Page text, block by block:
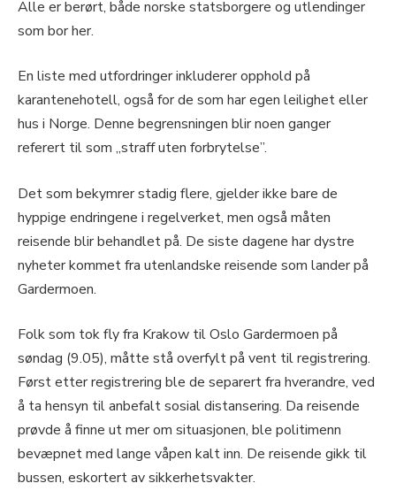
Alle er berørt, både norske statsborgere og utlendinger
som bor her.
En liste med utfordringer inkluderer opphold på
karantenehotell, også for de som har egen leilighet eller
hus i Norge. Denne begrensningen blir noen ganger
referert til som „straff uten forbrytelse”.
Det som bekymrer stadig flere, gjelder ikke bare de
hyppige endringene i regelverket, men også måten
reisende blir behandlet på. De siste dagene har dystre
nyheter kommet fra utenlandske reisende som lander på
Gardermoen.
Folk som tok fly fra Krakow til Oslo Gardermoen på
søndag (9.05), måtte stå overfylt på vent til registrering.
Først etter registrering ble de separert fra hverandre, ved
å ta hensyn til anbefalt sosial distansering. Da reisende
prøvde å finne ut mer om situasjonen, ble politimenn
bevæpnet med lange våpen kalt inn. De reisende gikk til
bussen, eskortert av sikkerhetsvakter.